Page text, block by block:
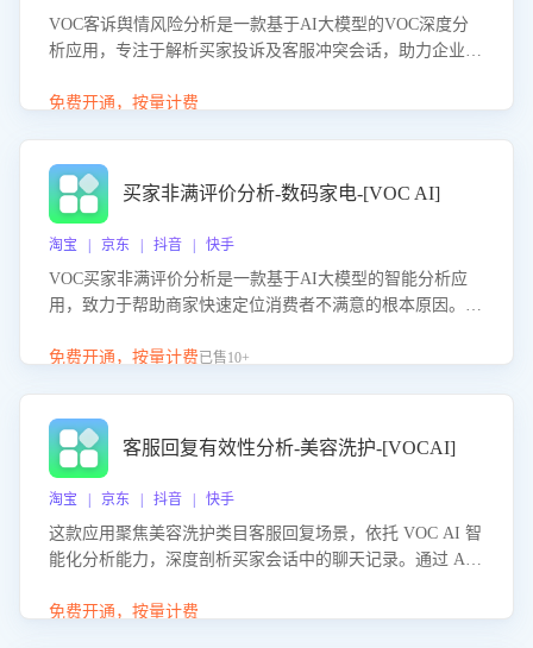
VOC客诉舆情风险分析是一款基于AI大模型的VOC深度分
析应用，专注于解析买家投诉及客服冲突会话，助力企业精
别客户情绪、归因争议根源，并客观评估客服应对合理性与
能力，阻断差评扩散，维护品牌声誉，实现客户满意度的持
续提升。
免费开通，按量计费
买家非满评价分析-数码家电-[VOC AI]
淘宝 | 京东 | 抖音 | 快手
VOC买家非满评价分析是一款基于AI大模型的智能分析应
用，致力于帮助商家快速定位消费者不满意的根本原因。该
客服原因或其它部门原因，明确责任归属，提供可落地的改
改，有效提升客户满意度和店铺整体服务质量。
免费开通，按量计费已售10+
客服回复有效性分析-美容洗护-[VOCAI]
淘宝 | 京东 | 抖音 | 快手
这款应用聚焦美容洗护类目客服回复场景，依托 VOC AI 智
能化分析能力，深度剖析买家会话中的聊天记录。通过 AI
答的有效性与完整性，输出针对性改进策略，助力商家快速
免费开通，按量计费